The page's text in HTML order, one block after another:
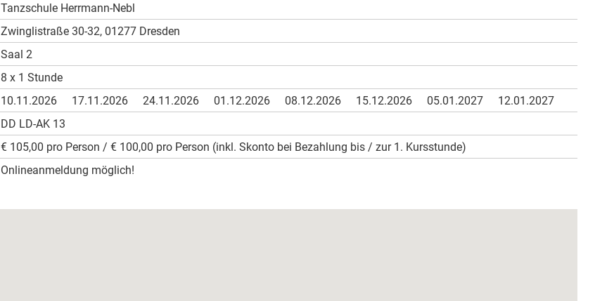
Tanzschule Herrmann-Nebl
Zwinglistraße 30-32, 01277 Dresden
Saal 2
8 x 1 Stunde
10.11.2026 17.11.2026 24.11.2026 01.12.2026 08.12.2026 15.12.2026 05.01.2027
12.01.2027
DD LD-AK 13
€ 105,00 pro Person / € 100,00 pro Person (inkl. Skonto bei Bezahlung bis / zur 1. Kursstunde)
Onlineanmeldung möglich!